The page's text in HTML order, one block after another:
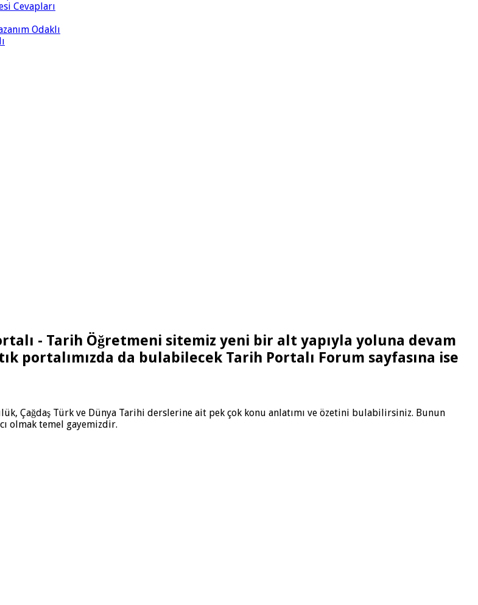
Cevapları
Odaklı
- Tarih Öğretmeni sitemiz yeni bir alt yapıyla yoluna devam
portalımızda da bulabilecek Tarih Portalı Forum sayfasına ise
Çağdaş Türk ve Dünya Tarihi derslerine ait pek çok konu anlatımı ve özetini bulabilirsiniz. Bunun
olmak temel gayemizdir.